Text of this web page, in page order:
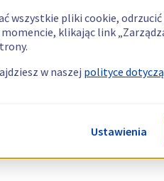
wszystkie pliki cookie,
klikając link
w naszej polityce
Ustawienia